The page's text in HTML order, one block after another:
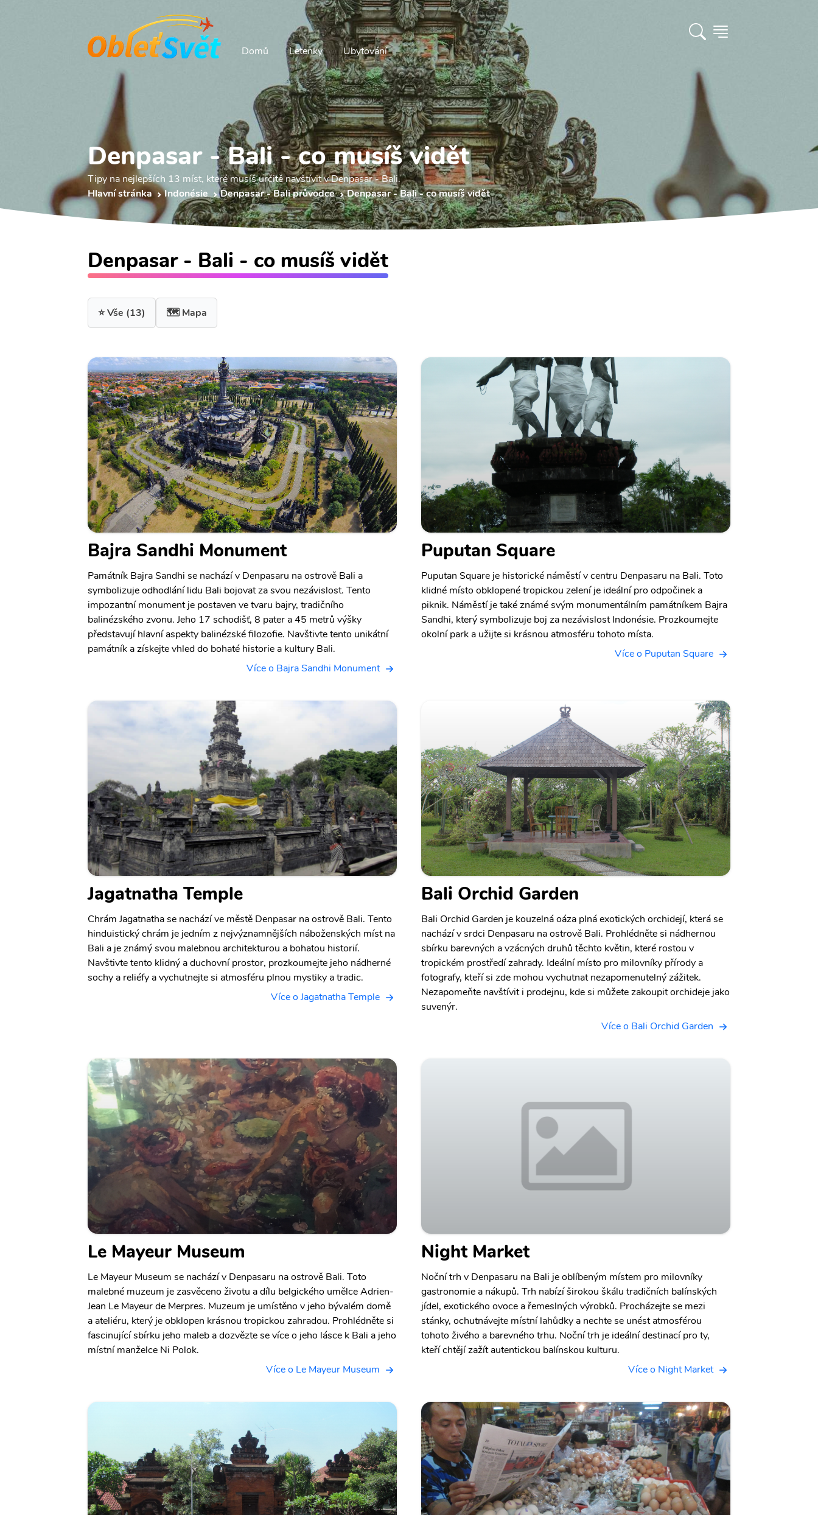
Domů Letenky Ubytování
Denpasar - Bali - co musíš vidět
Tipy na nejlepších 13 míst, které musíš určitě navštívit v Denpasar - Bali.
Hlavní stránka
Indonésie Denpasar - Bali průvodce Denpasar - Bali - co musíš vidět
Denpasar - Bali - co musíš vidět
⭐ Vše (13) 🗺️ Mapa
Bajra Sandhi Monument
Památník Bajra Sandhi se nachází v Denpasaru na ostrově Bali a
symbolizuje odhodlání lidu Bali bojovat za svou nezávislost. Tento
impozantní monument je postaven ve tvaru bajry, tradičního
balinézského zvonu. Jeho 17 schodišť, 8 pater a 45 metrů výšky
představují hlavní aspekty balinézské filozofie. Navštivte tento unikátní
památník a získejte vhled do bohaté historie a kultury Bali.
Více o Bajra Sandhi Monument
Puputan Square
Puputan Square je historické náměstí v centru Denpasaru na Bali. Toto
klidné místo obklopené tropickou zelení je ideální pro odpočinek a
piknik. Náměstí je také známé svým monumentálním památníkem Bajra
Sandhi, který symbolizuje boj za nezávislost Indonésie. Prozkoumejte
okolní park a užijte si krásnou atmosféru tohoto místa.
Více o Puputan Square
Jagatnatha Temple
Chrám Jagatnatha se nachází ve městě Denpasar na ostrově Bali. Tento
hinduistický chrám je jedním z nejvýznamnějších náboženských míst na
Bali a je známý svou malebnou architekturou a bohatou historií.
Navštivte tento klidný a duchovní prostor, prozkoumejte jeho nádherné
sochy a reliéfy a vychutnejte si atmosféru plnou mystiky a tradic.
Více o Jagatnatha Temple
Bali Orchid Garden
Bali Orchid Garden je kouzelná oáza plná exotických orchidejí, která se
nachází v srdci Denpasaru na ostrově Bali. Prohlédněte si nádhernou
sbírku barevných a vzácných druhů těchto květin, které rostou v
tropickém prostředí zahrady. Ideální místo pro milovníky přírody a
fotografy, kteří si zde mohou vychutnat nezapomenutelný zážitek.
Nezapomeňte navštívit i prodejnu, kde si můžete zakoupit orchideje jako
suvenýr.
Více o Bali Orchid Garden
Le Mayeur Museum
Le Mayeur Museum se nachází v Denpasaru na ostrově Bali. Toto
malebné muzeum je zasvěceno životu a dílu belgického umělce Adrien-
Jean Le Mayeur de Merpres. Muzeum je umístěno v jeho bývalém domě
a ateliéru, který je obklopen krásnou tropickou zahradou. Prohlédněte si
fascinující sbírku jeho maleb a dozvězte se více o jeho lásce k Bali a jeho
místní manželce Ni Polok.
Více o Le Mayeur Museum
Night Market
Noční trh v Denpasaru na Bali je oblíbeným místem pro milovníky
gastronomie a nákupů. Trh nabízí širokou škálu tradičních balínských
jídel, exotického ovoce a řemeslných výrobků. Procházejte se mezi
stánky, ochutnávejte místní lahůdky a nechte se unést atmosférou
tohoto živého a barevného trhu. Noční trh je ideální destinací pro ty,
kteří chtějí zažít autentickou balínskou kulturu.
Více o Night Market